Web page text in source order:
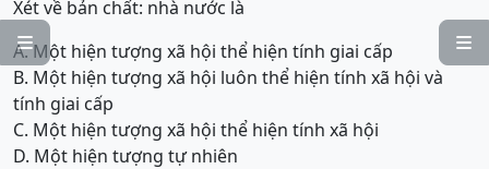


Xét về bản chất: nhà nước là
A. Một hiện tượng xã hội thể hiện tính giai cấp
B. Một hiện tượng xã hội luôn thể hiện tính xã hội và
tính giai cấp
C. Một hiện tượng xã hội thể hiện tính xã hội
D. Một hiện tượng tự nhiên